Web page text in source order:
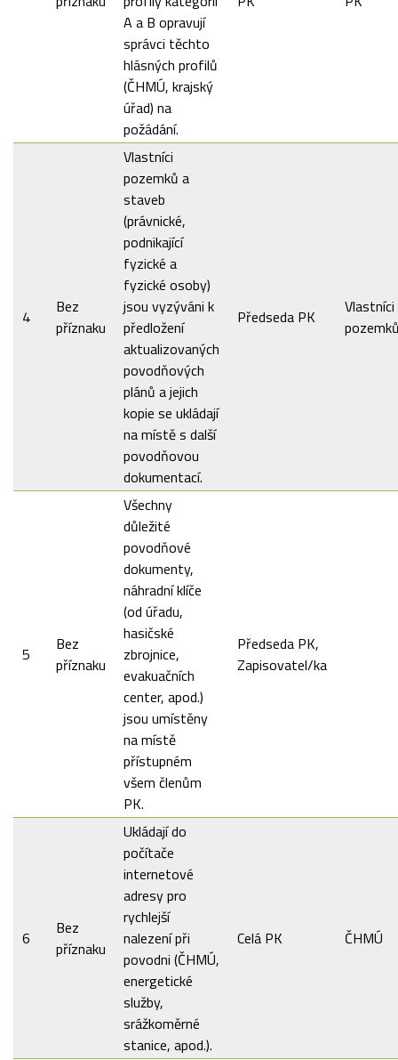
A a B opravují
správci těchto
hlásných profilů
(ČHMÚ, krajský
úřad) na
požádání.
4
Bez
příznaku
Vlastníci
pozemků a
staveb
(právnické,
podnikající
fyzické a
fyzické osoby)
jsou vyzýváni k
předložení
aktualizovaných
povodňových
plánů a jejich
kopie se ukládají
na místě s další
povodňovou
dokumentací.
Předseda PK
Vlastníci
5
Bez
příznaku
Všechny
důležité
povodňové
dokumenty,
náhradní klíče
(od úřadu,
hasičské
zbrojnice,
evakuačních
center, apod.)
jsou umístěny
na místě
přístupném
všem členům
PK.
Předseda PK,
Zapisovatel/ka
6
Bez
příznaku
Ukládají do
počítače
internetové
adresy pro
rychlejší
nalezení při
povodni (ČHMÚ,
energetické
služby,
srážkoměrné
stanice, apod.).
Celá PK ČHMÚ